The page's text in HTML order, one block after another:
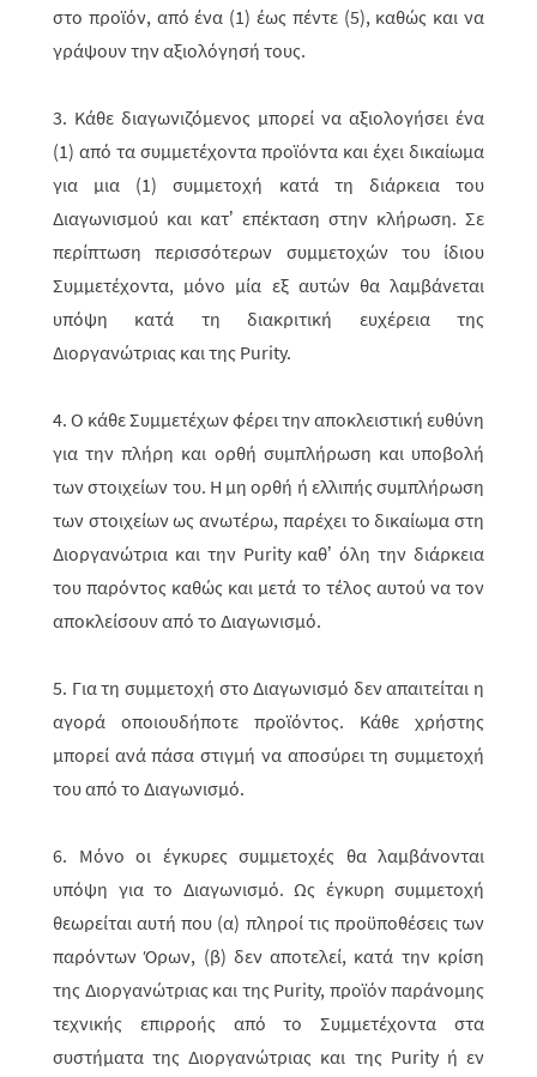
στο προϊόν, από ένα (1) έως πέντε (5), καθώς και να
γράψουν την αξιολόγησή τους.
3. Κάθε διαγωνιζόμενος μπορεί να αξιολογήσει ένα
(1) από τα συμμετέχοντα προϊόντα και έχει δικαίωμα
για μια (1) συμμετοχή κατά τη διάρκεια του
Διαγωνισμού και κατ’ επέκταση στην κλήρωση. Σε
περίπτωση περισσότερων συμμετοχών του ίδιου
Συμμετέχοντα, μόνο μία εξ αυτών θα λαμβάνεται
υπόψη κατά τη διακριτική ευχέρεια της
Διοργανώτριας και της Purity.
4. Ο κάθε Συμμετέχων φέρει την αποκλειστική ευθύνη
για την πλήρη και ορθή συμπλήρωση και υποβολή
των στοιχείων του. Η μη ορθή ή ελλιπής συμπλήρωση
των στοιχείων ως ανωτέρω, παρέχει το δικαίωμα στη
Διοργανώτρια και την Purity καθ’ όλη την διάρκεια
του παρόντος καθώς και μετά το τέλος αυτού να τον
αποκλείσουν από το Διαγωνισμό.
5. Για τη συμμετοχή στο Διαγωνισμό δεν απαιτείται η
αγορά οποιουδήποτε προϊόντος. Κάθε χρήστης
μπορεί ανά πάσα στιγμή να αποσύρει τη συμμετοχή
του από το Διαγωνισμό.
6. Μόνο οι έγκυρες συμμετοχές θα λαμβάνονται
υπόψη για το Διαγωνισμό. Ως έγκυρη συμμετοχή
θεωρείται αυτή που (α) πληροί τις προϋποθέσεις των
παρόντων Όρων, (β) δεν αποτελεί, κατά την κρίση
της Διοργανώτριας και της Purity, προϊόν παράνομης
τεχνικής επιρροής από το Συμμετέχοντα στα
συστήματα της Διοργανώτριας και της Purity ή εν